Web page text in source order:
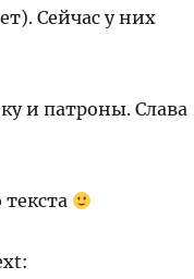
Сейчас у них
и патроны. Слава